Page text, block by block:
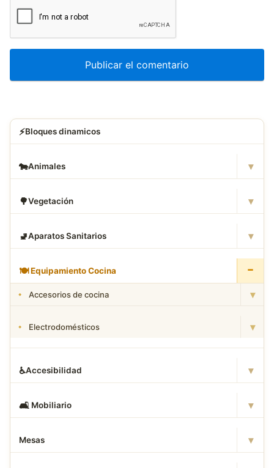
⚡Bloques dinamicos
🐄Animales ▾
🌳Vegetación ▾
🚽Aparatos Sanitarios ▾
🍽️ Equipamiento Cocina −
Accesorios de cocina ▾
Electrodomésticos ▾
♿Accesibilidad ▾
🛋 ️ Mobiliario ▾
Mesas ▾